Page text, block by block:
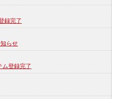
録完了
らせ
ム登録完了